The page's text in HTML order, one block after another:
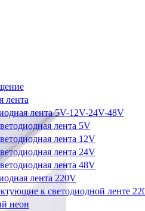
лента
лента 5V-12V-24V-48V
лента 5V
лента 12V
лента 24V
лента 48V
лента 220V
к светодиодной ленте
неон